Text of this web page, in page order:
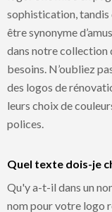
sophistication, tandis
être synonyme
dans notre collection
besoins. N’oubliez
des logos de
leurs choix de
polices.
Quel texte dois-je
Qu'y a-t-il dans un
nom pour votre logo